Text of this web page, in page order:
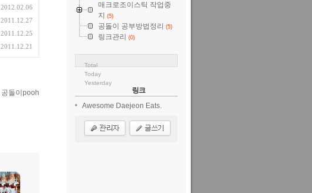
2012.02.06
2011.12.27
2011.12.25
2011.12.21
공돌이pooh
매크로조이스틱 작업중
지
(5)
공돌이 공부방법정리 (5)
링크관리 (0)
Total
Today
Yesterday
링크
Awesome Daejeon Eats.